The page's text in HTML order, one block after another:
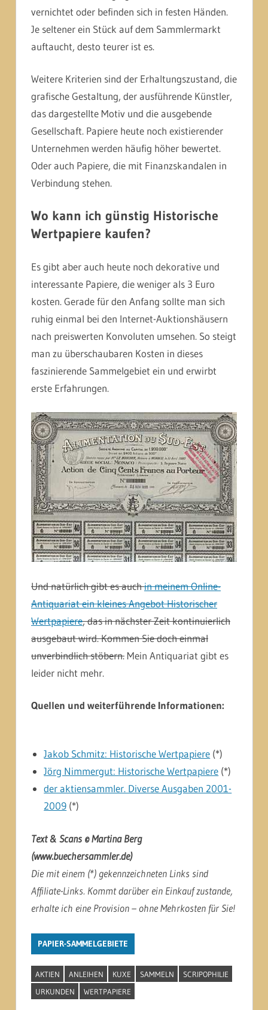
vernichtet oder befinden sich in festen Händen.
Je seltener ein Stück auf dem Sammlermarkt
auftaucht, desto teurer ist es.
Weitere Kriterien sind der Erhaltungszustand, die
grafische Gestaltung, der ausführende Künstler,
das dargestellte Motiv und die ausgebende
Gesellschaft. Papiere heute noch existierender
Unternehmen werden häufig höher bewertet.
Oder auch Papiere, die mit Finanzskandalen in
Verbindung stehen.
Wo kann ich günstig Historische
Wertpapiere kaufen?
Es gibt aber auch heute noch dekorative und
interessante Papiere, die weniger als 3 Euro
kosten. Gerade für den Anfang sollte man sich
ruhig einmal bei den Internet-Auktionshäusern
nach preiswerten Konvoluten umsehen. So steigt
man zu überschaubaren Kosten in dieses
faszinierende Sammelgebiet ein und erwirbt
erste Erfahrungen.
Und natürlich gibt es auchin meinem Online-
Antiquariat ein kleines Angebot Historischer
Wertpapiere, das in nächster Zeit kontinuierlich
ausgebaut wird. Kommen Sie doch einmal
unverbindlich stöbern. Mein Antiquariat gibt es
leider nicht mehr.
Quellen und weiterführende Informationen:
Jakob Schmitz: Historische Wertpapiere (*)
Jörg Nimmergut: Historische Wertpapiere (*)
der aktiensammler. Diverse Ausgaben 2001-
2009 (*)
Text & Scans © Martina Berg
(www.buechersammler.de)
Die mit einem (*) gekennzeichneten Links sind
Affiliate-Links. Kommt darüber ein Einkauf zustande,
erhalte ich eine Provision – ohne Mehrkosten für Sie!
PAPIER-SAMMELGEBIETE
AKTIEN ANLEIHEN KUXE SAMMELN
SCRIPOPHILIE
URKUNDEN
WERTPAPIERE